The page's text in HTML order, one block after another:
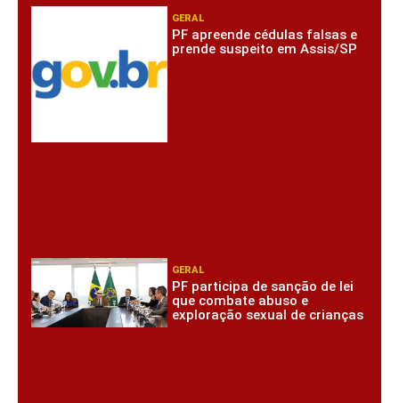
GERAL
PF apreende cédulas falsas e
prende suspeito em Assis/SP
GERAL
PF participa de sanção de lei
que combate abuso e
exploração sexual de crianças